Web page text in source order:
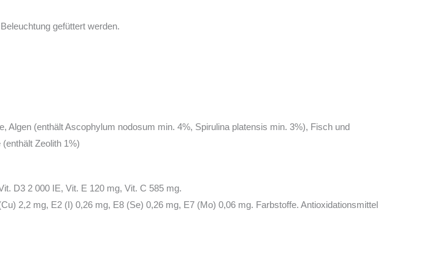
gefüttert werden.
(enthält Ascophylum nodosum min. 4%, Spirulina platensis min. 3%), Fisch und
Zeolith 1%)
D3 2 000 IE, Vit. E 120 mg, Vit. C 585 mg.
2,2 mg, E2 (I) 0,26 mg, E8 (Se) 0,26 mg, E7 (Mo) 0,06 mg. Farbstoffe. Antioxidationsmittel